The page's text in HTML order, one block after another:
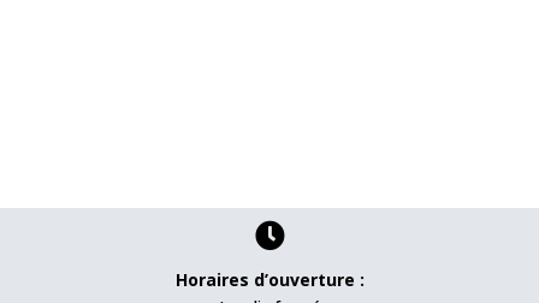

Horaires d’ouverture :